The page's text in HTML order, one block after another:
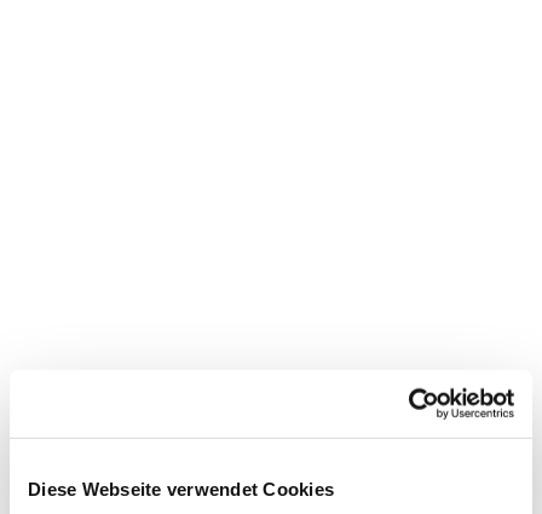
Diese Webseite verwendet Cookies
Dies könnte Sie auch